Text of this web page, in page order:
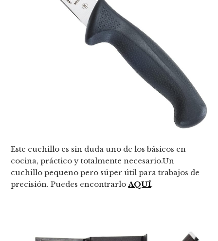
Este cuchillo es sin duda uno de los básicos en
cocina, práctico y totalmente necesario.Un
cuchillo pequeño pero súper útil para trabajos de
precisión. Puedes encontrarlo AQUÍ.